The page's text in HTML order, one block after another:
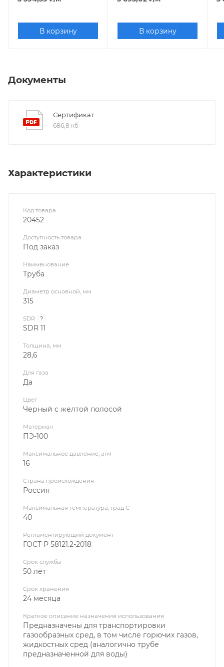
В корзину В корзину
Документы
Сертификат
686,8 кб
Характеристики
Код товара
20452
Доступность товара
Под заказ
Наименование
Труба
Диаметр основной, мм
315
SDR ?
SDR 11
Толщина, мм
28,6
Для газа
Да
Цвет
Черный с желтой полосой
Материал
ПЭ-100
Максимальное давление, атм
16
Страна происхождения
Россия
Максимальная температура, град С
40
Регламентирующий документ
ГОСТ Р 58121.2-2018
Срок службы
50 лет
Срок хранения
24 месяца
Краткое описание назначения использования
Предназначены для транспортировки
газообразных сред, в том числе горючих газов,
жидкостных сред (аналогично трубе
предназначенной для воды)